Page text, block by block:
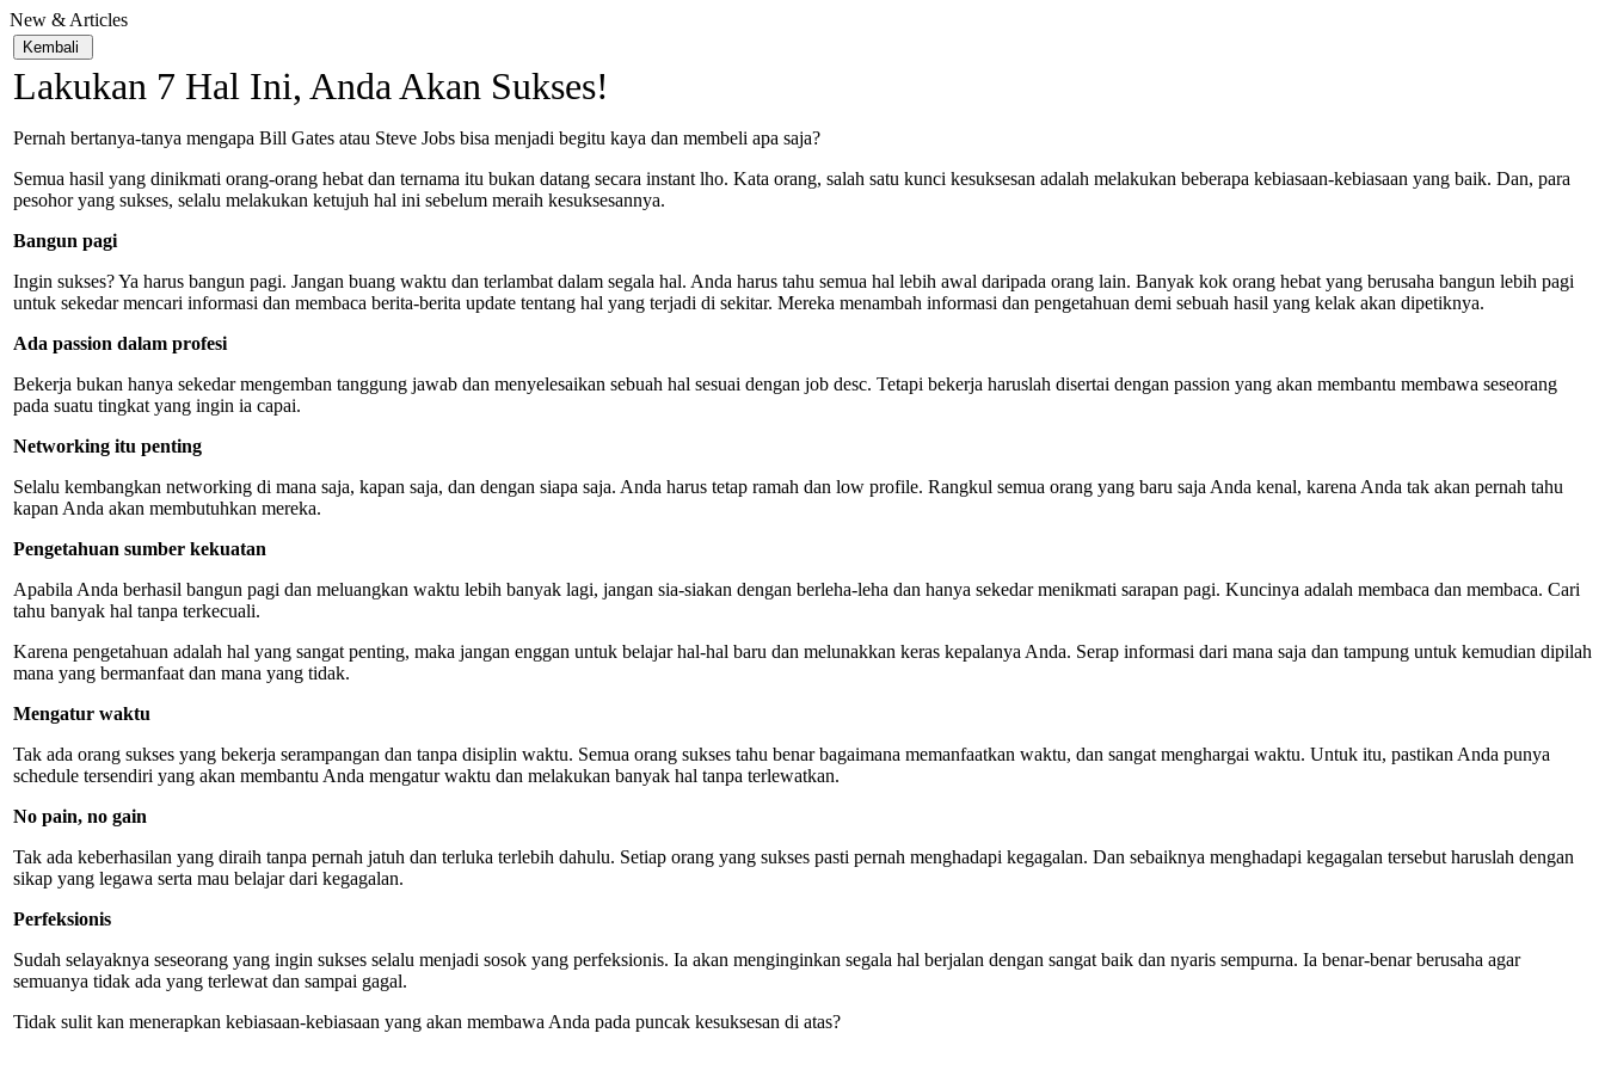
New & Articles
Lakukan 7 Hal Ini, Anda Akan Sukses!
Pernah bertanya-tanya mengapa Bill Gates atau Steve Jobs bisa menjadi begitu kaya dan membeli apa saja?
Semua hasil yang dinikmati orang-orang hebat dan ternama itu bukan datang secara instant lho. Kata orang, salah satu kunci kesuksesan adalah melakukan beberapa kebiasaan-kebiasaan yang baik. Dan, para
pesohor yang sukses, selalu melakukan ketujuh hal ini sebelum meraih kesuksesannya.
Bangun pagi
Ingin sukses? Ya harus bangun pagi. Jangan buang waktu dan terlambat dalam segala hal. Anda harus tahu semua hal lebih awal daripada orang lain. Banyak kok orang hebat yang berusaha bangun lebih pagi
untuk sekedar mencari informasi dan membaca berita-berita update tentang hal yang terjadi di sekitar. Mereka menambah informasi dan pengetahuan demi sebuah hasil yang kelak akan dipetiknya.
Ada passion dalam profesi
Bekerja bukan hanya sekedar mengemban tanggung jawab dan menyelesaikan sebuah hal sesuai dengan job desc. Tetapi bekerja haruslah disertai dengan passion yang akan membantu membawa seseorang
pada suatu tingkat yang ingin ia capai.
Networking itu penting
Selalu kembangkan networking di mana saja, kapan saja, dan dengan siapa saja. Anda harus tetap ramah dan low profile. Rangkul semua orang yang baru saja Anda kenal, karena Anda tak akan pernah tahu
kapan Anda akan membutuhkan mereka.
Pengetahuan sumber kekuatan
Apabila Anda berhasil bangun pagi dan meluangkan waktu lebih banyak lagi, jangan sia-siakan dengan berleha-leha dan hanya sekedar menikmati sarapan pagi. Kuncinya adalah membaca dan membaca. Cari
tahu banyak hal tanpa terkecuali.
Karena pengetahuan adalah hal yang sangat penting, maka jangan enggan untuk belajar hal-hal baru dan melunakkan keras kepalanya Anda. Serap informasi dari mana saja dan tampung untuk kemudian dipilah
mana yang bermanfaat dan mana yang tidak.
Mengatur waktu
Tak ada orang sukses yang bekerja serampangan dan tanpa disiplin waktu. Semua orang sukses tahu benar bagaimana memanfaatkan waktu, dan sangat menghargai waktu. Untuk itu, pastikan Anda punya
schedule tersendiri yang akan membantu Anda mengatur waktu dan melakukan banyak hal tanpa terlewatkan.
No pain, no gain
Tak ada keberhasilan yang diraih tanpa pernah jatuh dan terluka terlebih dahulu. Setiap orang yang sukses pasti pernah menghadapi kegagalan. Dan sebaiknya menghadapi kegagalan tersebut haruslah dengan
sikap yang legawa serta mau belajar dari kegagalan.
Perfeksionis
Sudah selayaknya seseorang yang ingin sukses selalu menjadi sosok yang perfeksionis. Ia akan menginginkan segala hal berjalan dengan sangat baik dan nyaris sempurna. Ia benar-benar berusaha agar
semuanya tidak ada yang terlewat dan sampai gagal.
Tidak sulit kan menerapkan kebiasaan-kebiasaan yang akan membawa Anda pada puncak kesuksesan di atas?